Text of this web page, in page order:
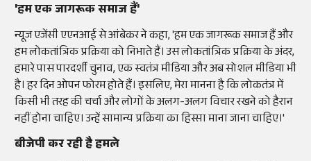
'हम एक जागरूक समाज हैं'
न्यूज एजेंसी एएनआई से आंबेकर ने कहा, 'हम एक जागरूक समाज हैं और
हम लोकतांत्रिक प्रक्रिया को निभाते हैं। उस लोकतांत्रिक प्रक्रिया के अंदर,
हमारे पास पारदर्शी चुनाव, एक स्वतंत्र मीडिया और अब सोशल मीडिया भी
है। हर दिन ओपन फोरम होते हैं। इसलिए, मेरा मानना ​​है कि लोकतंत्र में
किसी भी तरह की चर्चा और लोगों के अलग-अलग विचार रखने को हैरान
नहीं होना चाहिए। उन्हें सामान्य प्रक्रिया का हिस्सा माना जाना चाहिए।'
बीजेपी कर रही है हमले